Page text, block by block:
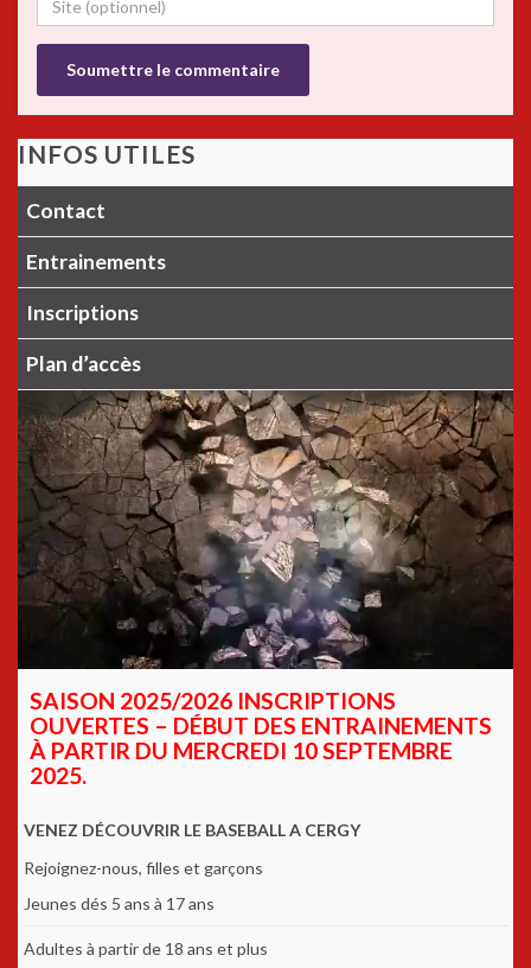
INFOS UTILES
Contact
Entrainements
Inscriptions
Plan d’accès
SAISON 2025/2026 INSCRIPTIONS
OUVERTES – DÉBUT DES ENTRAINEMENTS
À PARTIR DU MERCREDI 10 SEPTEMBRE
2025.
VENEZ DÉCOUVRIR LE BASEBALL A CERGY
Rejoignez-nous, filles et garçons
Jeunes dés 5 ans à 17 ans
Adultes à partir de 18 ans et plus